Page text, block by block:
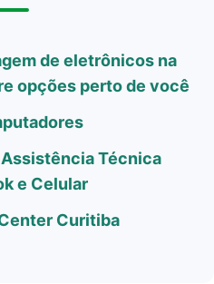
de eletrônicos na
opções perto de você
Técnica
e Celular
Curitiba